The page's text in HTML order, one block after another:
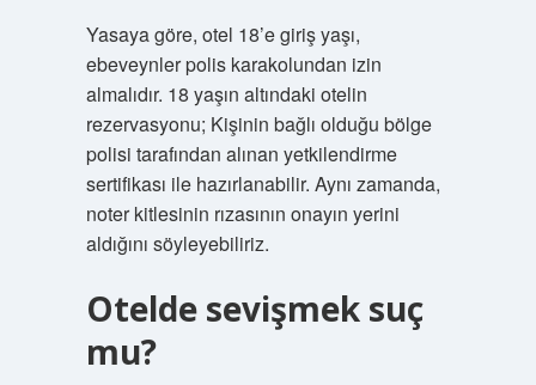
Yasaya göre, otel 18’e giriş yaşı,
ebeveynler polis karakolundan izin
almalıdır. 18 yaşın altındaki otelin
rezervasyonu; Kişinin bağlı olduğu bölge
polisi tarafından alınan yetkilendirme
sertifikası ile hazırlanabilir. Aynı zamanda,
noter kitlesinin rızasının onayın yerini
aldığını söyleyebiliriz.
Otelde sevişmek suç
mu?